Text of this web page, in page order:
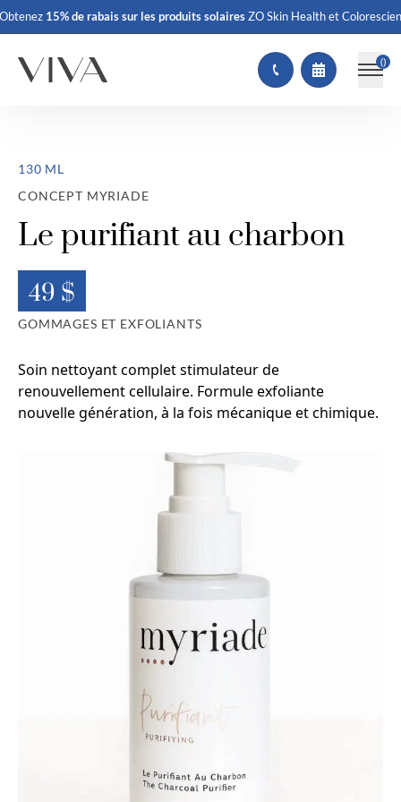
sur les produits solairesZO Skin Health et ColorescienceObtenez15% de
()
130 ML
CONCEPT MYRIADE
Le purifiant au charbon
49 $
GOMMAGES ET EXFOLIANTS
Soin nettoyant complet stimulateur de
renouvellement cellulaire. Formule exfoliante
nouvelle génération, à la fois mécanique et chimique.